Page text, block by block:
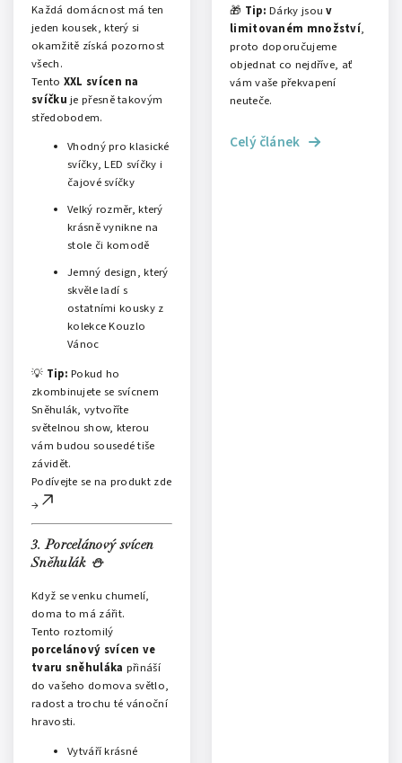
Každá domácnost má ten
jeden kousek, který si
okamžitě získá pozornost
všech.
Tento XXL svícen na
svíčku je přesně takovým
středobodem.
Vhodný pro klasické
svíčky, LED svíčky i
čajové svíčky
Velký rozměr, který
krásně vynikne na
stole či komodě
Jemný design, který
skvěle ladí s
ostatními kousky z
kolekce Kouzlo
Vánoc
💡 Tip: Pokud ho
zkombinujete se svícnem
Sněhulák, vytvoříte
světelnou show, kterou
vám budou sousedé tiše
závidět.
Podívejte se na produkt zde
→
3. Porcelánový svícen
Sněhulák ⛄
Když se venku chumelí,
doma to má zářit.
Tento roztomilý
porcelánový svícen ve
tvaru sněhuláka přináší
do vašeho domova světlo,
radost a trochu té vánoční
hravosti.
Vytváří krásné
🎁 Tip: Dárky jsouv
limitovaném množství,
proto doporučujeme
objednat co nejdříve, ať
vám vaše překvapení
neuteče.
Celý článek